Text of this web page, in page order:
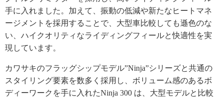
手に入れました。加えて、振動の低減や新たなヒートマネ
ージメントを採用することで、大型車比較しても遜色のな
い、ハイクオリティなライディングフィールと快適性を実
現しています。
カワサキのフラッグシップモデル”Ninja”シリーズと共通の
スタイリング要素を数多く採用し、ボリューム感のあるボ
ディーワークを手に入れたNinja 300 は、大型モデルと比較